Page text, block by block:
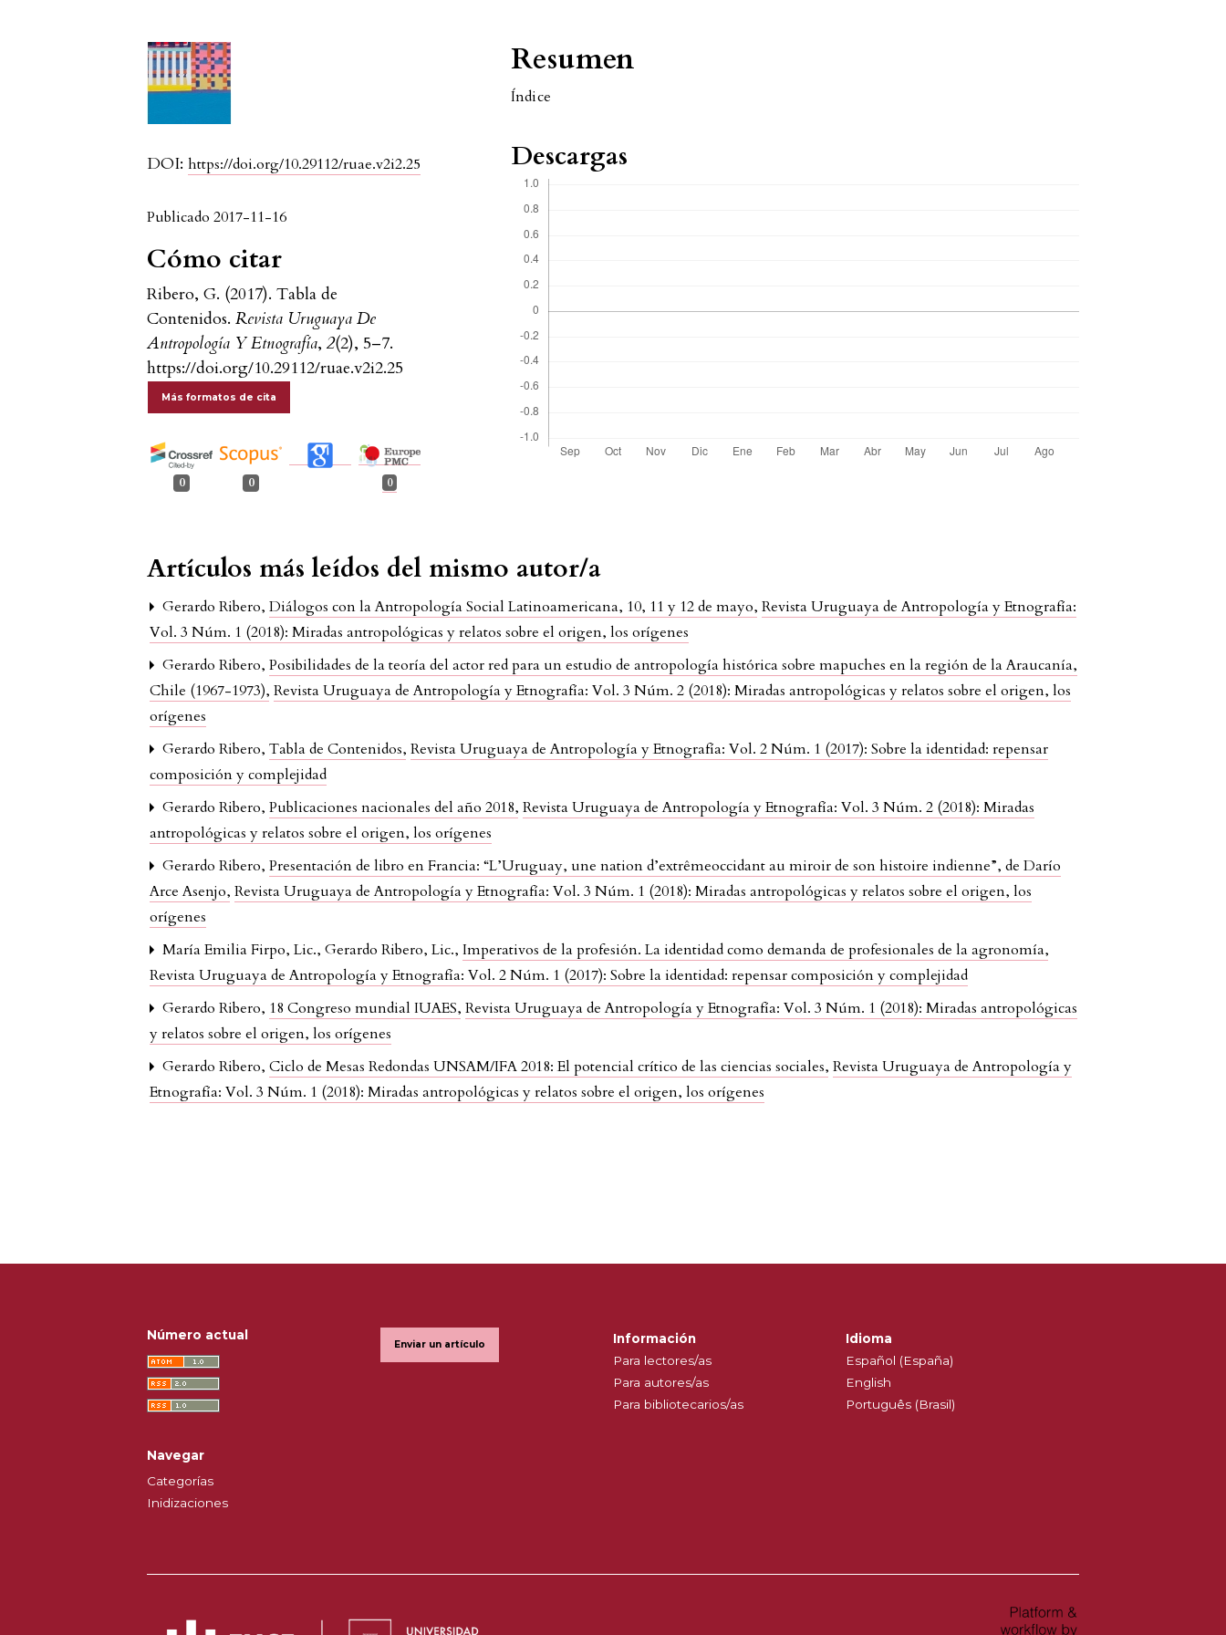
DOI:https://doi.org/10.29112/ruae.v2i2.25
Publicado 2017-11-16
Cómo citar
Ribero, G. (2017). Tabla de
Contenidos.Revista Uruguaya De
Antropología Y Etnografía,2(2), 5–7.
https://doi.org/10.29112/ruae.v2i2.25
Más formatos de cita
0 0 0
Resumen
Índice
Descargas
Artículos más leídos del mismo autor/a
Gerardo Ribero,Diálogos con la Antropología Social Latinoamericana, 10, 11 y 12 de mayo,Revista Uruguaya de Antropología y Etnografía:
Vol. 3 Núm. 1 (2018): Miradas antropológicas y relatos sobre el origen, los orígenes
Gerardo Ribero,Posibilidades de la teoría del actor red para un estudio de antropología histórica sobre mapuches en la región de la Araucanía,
Chile (1967-1973),Revista Uruguaya de Antropología y Etnografía: Vol. 3 Núm. 2 (2018): Miradas antropológicas y relatos sobre el origen, los
orígenes
Gerardo Ribero,Tabla de Contenidos,Revista Uruguaya de Antropología y Etnografía: Vol. 2 Núm. 1 (2017): Sobre la identidad: repensar
composición y complejidad
Gerardo Ribero,Publicaciones nacionales del año 2018,Revista Uruguaya de Antropología y Etnografía: Vol. 3 Núm. 2 (2018): Miradas
antropológicas y relatos sobre el origen, los orígenes
Gerardo Ribero,Presentación de libro en Francia: “L’Uruguay, une nation d’extrêmeoccidant au miroir de son histoire indienne”, de Darío
Arce Asenjo,Revista Uruguaya de Antropología y Etnografía: Vol. 3 Núm. 1 (2018): Miradas antropológicas y relatos sobre el origen, los
orígenes
María Emilia Firpo, Lic., Gerardo Ribero, Lic.,Imperativos de la profesión. La identidad como demanda de profesionales de la agronomía,
Revista Uruguaya de Antropología y Etnografía: Vol. 2 Núm. 1 (2017): Sobre la identidad: repensar composición y complejidad
Gerardo Ribero, 18 Congreso mundial IUAES,Revista Uruguaya de Antropología y Etnografía: Vol. 3 Núm. 1 (2018): Miradas antropológicas
y relatos sobre el origen, los orígenes
Gerardo Ribero,Ciclo de Mesas Redondas UNSAM/IFA 2018: El potencial crítico de las ciencias sociales,Revista Uruguaya de Antropología y
Etnografía: Vol. 3 Núm. 1 (2018): Miradas antropológicas y relatos sobre el origen, los orígenes
Número actual
Enviar un artículo
Información
Para lectores/as
Para autores/as
Para bibliotecarios/as
Idioma
Español (España)
English
Português (Brasil)
Navegar
Categorías
Inidizaciones